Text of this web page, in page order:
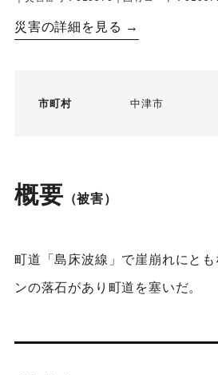
災害の詳細を見る →
市町村 中津市
概要 （被害）
町道「島床波線」で崖崩れにと
ンの落石があり町道を塞いだ。